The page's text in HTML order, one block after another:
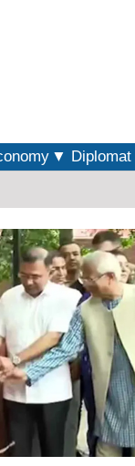
▼ Diplomat